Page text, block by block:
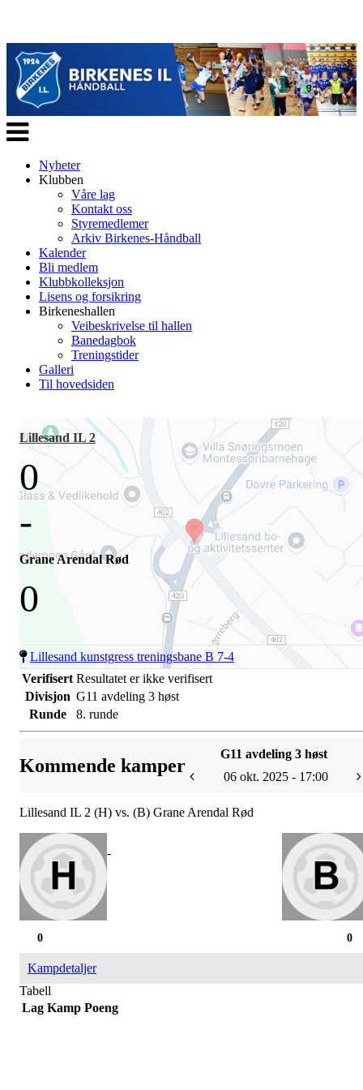
Veksle
navigasjon
Nyheter
Klubben
Våre lag
Kontakt oss
Styremedlemer
Arkiv Birkenes-Håndball
Kalender
Bli medlem
Klubbkolleksjon
Lisens og forsikring
Birkeneshallen
Veibeskrivelse til hallen
Banedagbok
Treningstider
Galleri
Til hovedsiden
Lillesand IL 2
0
-
Grane Arendal Rød
0
Lillesand kunstgress treningsbane B 7-4
Verifisert Resultatet er ikke verifisert
Divisjon G11 avdeling 3 høst
Runde
8. runde
Kommende kamper
G11 avdeling 3 høst
06 okt. 2025 - 17:00
Lillesand IL 2 (H) vs. (B) Grane Arendal Rød
-
0
0
Kampdetaljer
Tabell
Lag Kamp Poeng